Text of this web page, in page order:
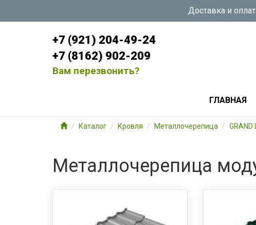
Доставка и
+7 (921) 204-49-24
+7 (8162) 902-209
Вам перезвонить?
ГЛАВНАЯ
Каталог Кровля Металлочерепица GRAND
Металлочерепица